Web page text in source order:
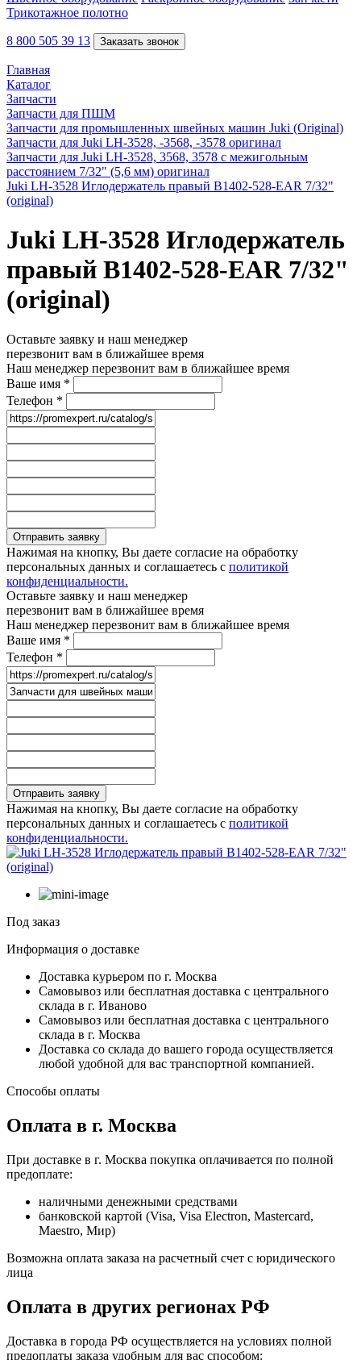
Трикотажное полотно
8 800 505 39 13 Заказать звонок
Главная
Каталог
Запчасти
Запчасти для ПШМ
Запчасти для промышленных швейных машин Juki (Original)
Запчасти для Juki LH-3528, -3568, -3578 оригинал
Запчасти для Juki LH-3528, 3568, 3578 с межигольным
расстоянием 7/32" (5,6 мм) оригинал
Juki LH-3528 Иглодержатель правый B1402-528-EAR 7/32"
(original)
Juki LH-3528 Иглодержатель
правый B1402-528-EAR 7/32"
(original)
Оставьте заявку и наш менеджер
перезвонит вам в ближайшее время
Наш менеджер перезвонит вам в ближайшее время
Ваше имя *
Телефон *
Отправить заявку
Нажимая на кнопку, Вы даете согласие на обработку
персональных данных и соглашаетесь с политикой
конфиденциальности.
Оставьте заявку и наш менеджер
перезвонит вам в ближайшее время
Наш менеджер перезвонит вам в ближайшее время
Ваше имя *
Телефон *
Отправить заявку
Нажимая на кнопку, Вы даете согласие на обработку
персональных данных и соглашаетесь с политикой
конфиденциальности.
Под заказ
Информация о доставке
Доставка курьером по г. Москва
Самовывоз или бесплатная доставка с центрального
склада в г. Иваново
Самовывоз или бесплатная доставка с центрального
склада в г. Москва
Доставка со склада до вашего города осуществляется
любой удобной для вас транспортной компанией.
Способы оплаты
Оплата в г. Москва
При доставке в г. Москва покупка оплачивается по полной
предоплате:
наличными денежными средствами
банковской картой (Visa, Visa Electron, Mastercard,
Maestro, Мир)
Возможна оплата заказа на расчетный счет с юридического
лица
Оплата в других регионах РФ
Доставка в города РФ осуществляется на условиях полной
предоплаты заказа удобным для вас способом: